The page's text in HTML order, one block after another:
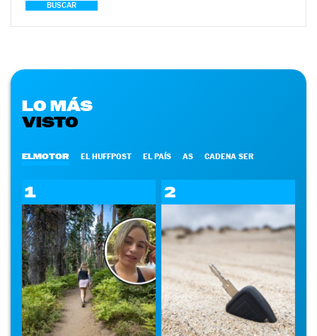
BUSCAR
LO MÁS
VISTO
ELMOTOR EL HUFFPOST EL PAÍS AS CADENA SER
1 2